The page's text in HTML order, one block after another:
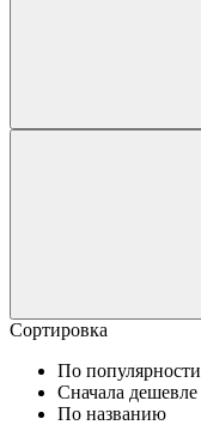
Сортировка
По популярности
Сначала дешевле
По названию